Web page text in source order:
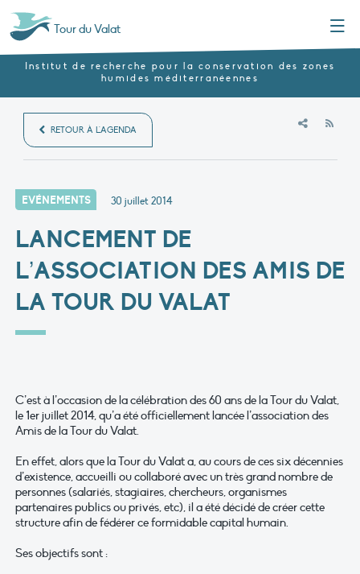
Tour du Valat
Institut de recherche pour la conservation des zones
humides méditerranéennes
RETOUR À L'AGENDA
EVÉNEMENTS 30 juillet 2014
LANCEMENT DE
L’ASSOCIATION DES AMIS DE
LA TOUR DU VALAT
C’est à l’occasion de la célébration des 60 ans de la Tour du Valat,
le 1er juillet 2014, qu’a été officiellement lancée l’association des
Amis de la Tour du Valat.
En effet, alors que la Tour du Valat a, au cours de ces six décennies
d’existence, accueilli ou collaboré avec un très grand nombre de
personnes (salariés, stagiaires, chercheurs, organismes
partenaires publics ou privés, etc), il a été décidé de créer cette
structure afin de fédérer ce formidable capital humain.
Ses objectifs sont :